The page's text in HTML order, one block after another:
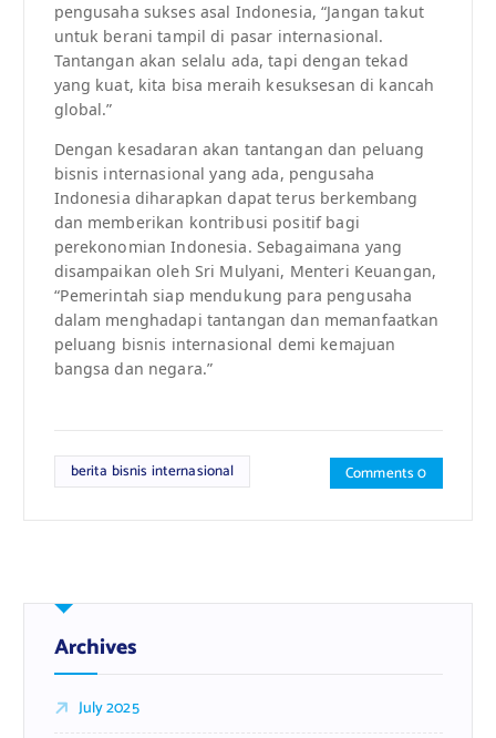
pengusaha sukses asal Indonesia, “Jangan takut
untuk berani tampil di pasar internasional.
Tantangan akan selalu ada, tapi dengan tekad
yang kuat, kita bisa meraih kesuksesan di kancah
global.”
Dengan kesadaran akan tantangan dan peluang
bisnis internasional yang ada, pengusaha
Indonesia diharapkan dapat terus berkembang
dan memberikan kontribusi positif bagi
perekonomian Indonesia. Sebagaimana yang
disampaikan oleh Sri Mulyani, Menteri Keuangan,
“Pemerintah siap mendukung para pengusaha
dalam menghadapi tantangan dan memanfaatkan
peluang bisnis internasional demi kemajuan
bangsa dan negara.”
berita bisnis internasional Comments 0
Archives
July 2025